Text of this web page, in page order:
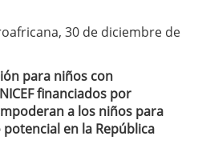
30 de diciembre de
para niños con
financiados por
a los niños para
en la República